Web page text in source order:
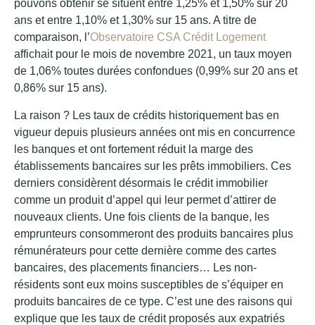
pouvons obtenir se situent entre 1,25% et 1,50% sur 20
ans et entre 1,10% et 1,30% sur 15 ans. A titre de
comparaison, l’Observatoire CSA Crédit Logement
affichait pour le mois de novembre 2021, un taux moyen
de 1,06% toutes durées confondues (0,99% sur 20 ans et
0,86% sur 15 ans).
La raison ? Les taux de crédits historiquement bas en
vigueur depuis plusieurs années ont mis en concurrence
les banques et ont fortement réduit la marge des
établissements bancaires sur les prêts immobiliers. Ces
derniers considèrent désormais le crédit immobilier
comme un produit d’appel qui leur permet d’attirer de
nouveaux clients. Une fois clients de la banque, les
emprunteurs consommeront des produits bancaires plus
rémunérateurs pour cette dernière comme des cartes
bancaires, des placements financiers… Les non-
résidents sont eux moins susceptibles de s’équiper en
produits bancaires de ce type. C’est une des raisons qui
explique que les taux de crédit proposés aux expatriés